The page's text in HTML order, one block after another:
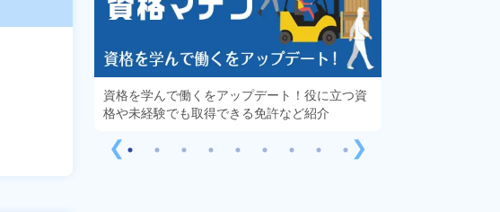
❮
資格を学んで働くをアップデート！役に立つ資
格や未経験でも取得できる免許など紹介
❯